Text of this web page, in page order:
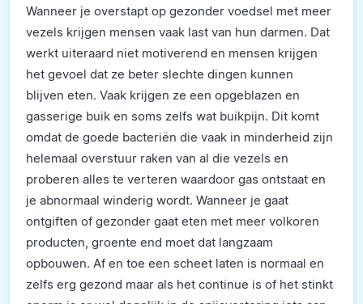
Wanneer je overstapt op gezonder voedsel met meer
vezels krijgen mensen vaak last van hun darmen. Dat
werkt uiteraard niet motiverend en mensen krijgen
het gevoel dat ze beter slechte dingen kunnen
blijven eten. Vaak krijgen ze een opgeblazen en
gasserige buik en soms zelfs wat buikpijn. Dit komt
omdat de goede bacteriën die vaak in minderheid zijn
helemaal overstuur raken van al die vezels en
proberen alles te verteren waardoor gas ontstaat en
je abnormaal winderig wordt. Wanneer je gaat
ontgiften of gezonder gaat eten met meer volkoren
producten, groente end moet dat langzaam
opbouwen. Af en toe een scheet laten is normaal en
zelfs erg gezond maar als het continue is of het stinkt